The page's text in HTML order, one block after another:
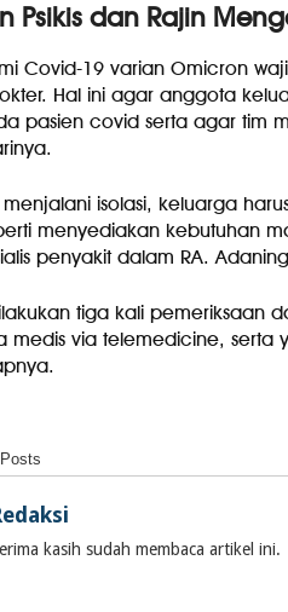
Psikis dan Rajin
Covid-19 varian Omicron
Hal ini agar anggota
pasien covid serta agar tim
isolasi, keluarga
menyediakan kebutuhan
penyakit dalam RA.
tiga kali pemeriksaan
medis via telemedicine, serta
kasih sudah membaca artikel ini.